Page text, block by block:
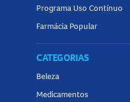
Programa Uso Contínuo
Farmácia Popular
CATEGORIAS
Beleza
Medicamentos